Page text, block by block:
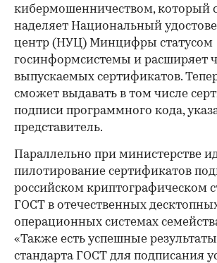
кибермошенничеством, который
наделяет Национальный
центр (НУЦ) Минцифры статусом
госинформсистемы и расширяет
выпускаемых сертификатов.
сможет выдавать в том числе
подписи программного кода,
представитель.
Параллельно при министерстве
пилотирование сертификатов
российском криптографическом
ГОСТ в отечественных
операционных системах
«Также есть успешные
стандарта ГОСТ для подписания